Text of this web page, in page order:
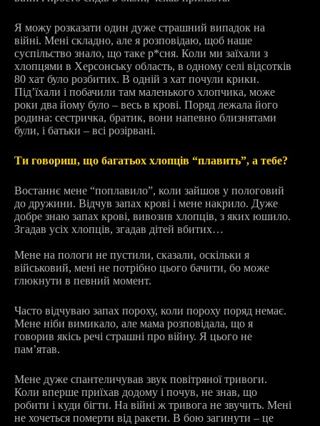
Я можу розказати один дуже страшний випадок на
війні. Мені складно, але я розповідаю, щоб наше
суспільство знало, що таке р*сня. Коли ми заїхали з
хлопцями в Херсонську область, в одному селі відсотків
80 хат було розбитих. В одній з хат почули крики.
Під’їхали і побачили там маленького хлопчика, може
роки два йому було – весь в крові. Поряд лежала його
родина: сестричка, братик, вони напевно близнятами
були, і батьки – всі розірвані.
Ти говориш, що багатьох хлопців “плавить”, а тебе?
Востаннє мене “поплавило”, коли зайшов у пологовий
до дружини. Відчув запах крові і мене накрило. Дуже
добре знаю запах крові, вивозив хлопців, з яких юшило.
Згадав усіх хлопців, згадав дітей вбитих…
Мене на пологи не пустили, сказали, оскільки я
військовий, мені не потрібно цього бачити, бо може
глюкнути в певний момент.
Часто відчуваю запах пороху, коли пороху поряд немає.
Мене ніби вимикало, але мама розповідала, що я
говорив якісь речі страшні про війну. Я цього не
пам’ятав.
Мене дуже спантеличував звук повітряної тривоги.
Коли вперше приїхав додому і почув, не знав, що
робити і куди бігти. На війні ж тривога не звучить. Мені
не хочеться померти від ракети. В бою загинути – це